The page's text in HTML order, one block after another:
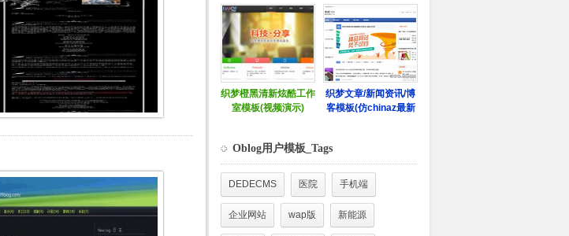
Oblog用户模板_Tags
DEDECMS 医院 手机端
企业网站 wap版 新能源